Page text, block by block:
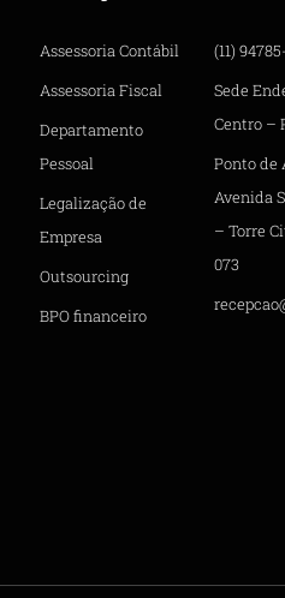
Assessoria Contábil
Assessoria Fiscal
Departamento
Pessoal
Legalização de
Empresa
Outsourcing
BPO financeiro
(11)
Sede
Centro –
Ponto de
Avenida
– Torre
073